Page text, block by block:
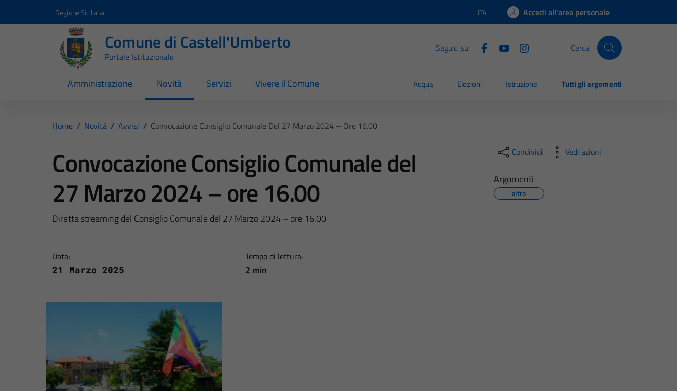
Regione Siciliana Lingua attiva:
ITA Accedi all'area personale
Comune di Castell'Umberto
Portale Istituzionale
Seguici su: Cerca
Amministrazione Novità Servizi Vivere il Comune Acqua Elezioni Istruzione Tutti gli argomenti
Home / Novità / Avvisi / Convocazione Consiglio Comunale Del 27 Marzo 2024 – Ore 16.00
Convocazione Consiglio Comunale del
27 Marzo 2024 – ore 16.00
Diretta streaming del Consiglio Comunale del 27 Marzo 2024 – ore 16.00
Data:
21 Marzo 2025
Tempo di lettura:
2 min
Condividi Vedi azioni
Argomenti
altro